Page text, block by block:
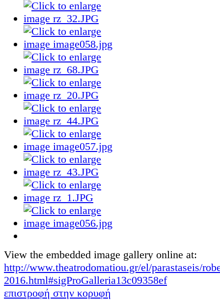
View the embedded image gallery online at:
http://www.theatrodomatiou.gr/el/parastaseis/
2016.html#sigProGalleria13c09358ef
επιστροφή στην κορυφή